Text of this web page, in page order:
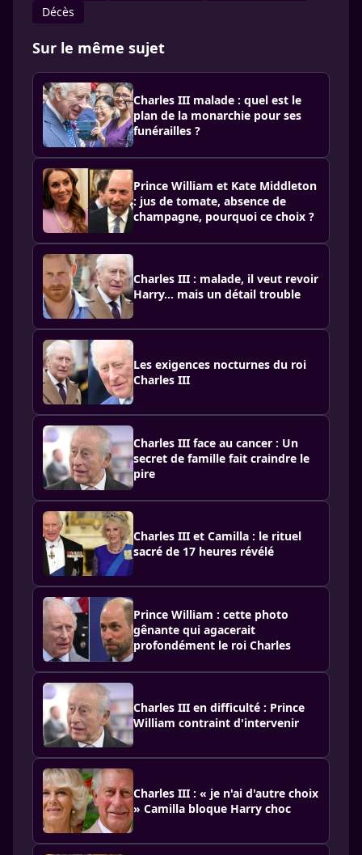
Décès
Sur le même sujet
Charles III malade : quel est le
plan de la monarchie pour ses
funérailles ?
Prince William et Kate Middleton
: jus de tomate, absence de
champagne, pourquoi ce choix ?
Charles III : malade, il veut revoir
Harry… mais un détail trouble
Les exigences nocturnes du roi
Charles III
Charles III face au cancer : Un
secret de famille fait craindre le
pire
Charles III et Camilla : le rituel
sacré de 17 heures révélé
Prince William : cette photo
gênante qui agacerait
profondément le roi Charles
Charles III en difficulté : Prince
William contraint d'intervenir
Charles III : « je n'ai d'autre choix
» Camilla bloque Harry choc